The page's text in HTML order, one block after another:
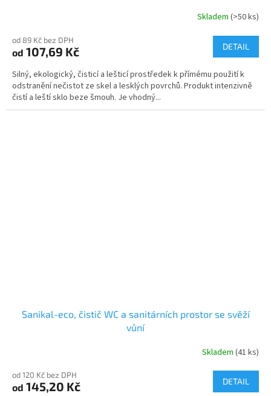
produktu
je
z
5
hvězdiček.
Skladem(>50 ks)
od 89 Kč bez DPH
od 107,69 Kč DETAIL
Silný, ekologický, čisticí a lešticí prostředek k přímému použití k
odstranění nečistot ze skel a lesklých povrchů. Produkt intenzivně
čistí a leští sklo beze šmouh. Je vhodný...
Sanikal-eco, čistič WC a sanitárních prostor se svěží
vůní
Skladem (41 ks)
od 120 Kč bez DPH
od 145,20 Kč DETAIL